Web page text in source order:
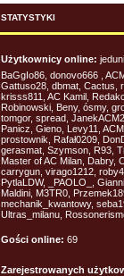
STATYSTYKI
Użytkownicy online:
BaGgIo86, donovo666 ,
Gattuso28, dbmat, Cactus,
krisss811, AC Kamil,
Robinowski, Beny, ósmy,
tomgor, spread,
Panicz, Gieno, Levy11,
prostownik, Rafał0209,
gerasmat, Szymson, R93,
Master of AC Milan, Dabry,
carrygun, virago1212,
PytlaLDW, _PAOLO_,
Maldini, M3TR0,
mechanik_kwantowy,
Ultras_milanu,
Gości online: 69
Zarejestrowanych